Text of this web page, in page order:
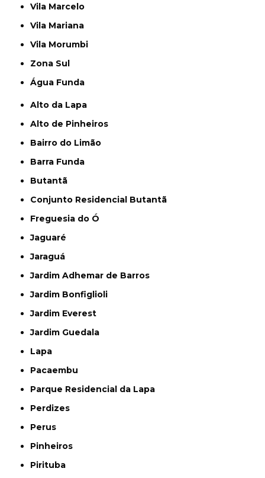
Vila Marcelo
Vila Mariana
Vila Morumbi
Zona Sul
Água Funda
Alto da Lapa
Alto de Pinheiros
Bairro do Limão
Barra Funda
Butantã
Conjunto Residencial Butantã
Freguesia do Ó
Jaguaré
Jaraguá
Jardim Adhemar de Barros
Jardim Bonfiglioli
Jardim Everest
Jardim Guedala
Lapa
Pacaembu
Parque Residencial da Lapa
Perdizes
Perus
Pinheiros
Pirituba